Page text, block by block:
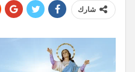
شارك